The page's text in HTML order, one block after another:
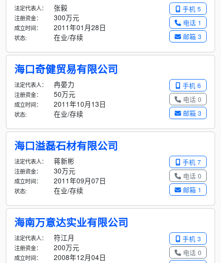
手机 5
电话 1
邮箱 3
法定代表人： 张毅
注册资金： 300万元
成立时间： 2011年01月28日
状态: 在业/存续
海口奇健贸易有限公司
手机 6
电话 0
邮箱 3
法定代表人： 冉晏力
注册资金： 50万元
成立时间： 2011年10月13日
状态: 在业/存续
海口溢磊石材有限公司
手机 7
电话 0
邮箱 1
法定代表人： 蒋新彬
注册资金： 30万元
成立时间： 2011年09月07日
状态: 在业/存续
海南万意达实业有限公司
手机 3
电话 0
法定代表人： 符江月
注册资金： 200万元
成立时间： 2008年12月04日